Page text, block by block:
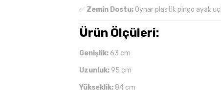
✅ Zemin Dostu: Oynar plastik pingo ayak
Ürün Ölçüleri:
Genişlik: 63 cm
Uzunluk: 95 cm
Yükseklik: 84 cm